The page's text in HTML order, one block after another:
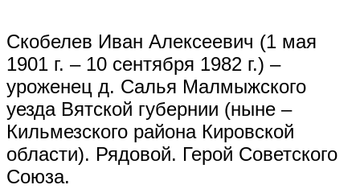
Скобелев Иван Алексеевич (1 мая
1901 г. – 10 сентября 1982 г.) –
уроженец д. Салья Малмыжского
уезда Вятской губернии (ныне –
Кильмезского района Кировской
области). Рядовой. Герой Советского
Союза.